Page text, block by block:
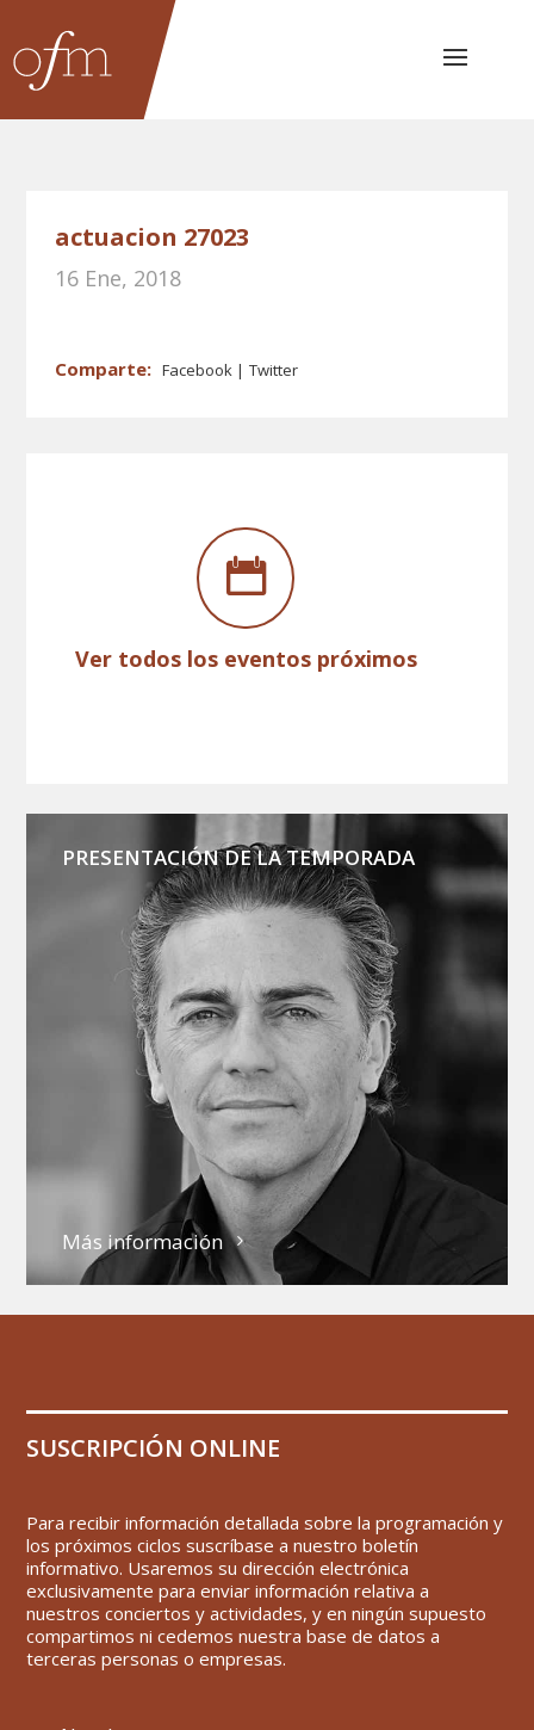
actuacion 27023
16 Ene, 2018
Facebook Twitter
Ver todos los eventos próximos
PRESENTACIÓN DE LA TEMPORADA
Más información
SUSCRIPCIÓN ONLINE
Para recibir información detallada sobre la programación y
los próximos ciclos suscríbase a nuestro boletín
informativo. Usaremos su dirección electrónica
exclusivamente para enviar información relativa a
nuestros conciertos y actividades, y en ningún supuesto
compartimos ni cedemos nuestra base de datos a
terceras personas o empresas.